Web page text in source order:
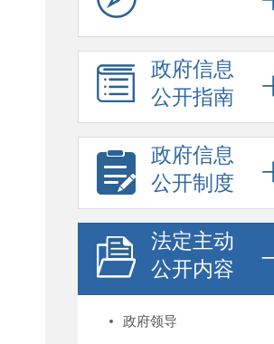
政府信息
公开指南
政府信息
公开制度
法定主动
公开内容
政府领导